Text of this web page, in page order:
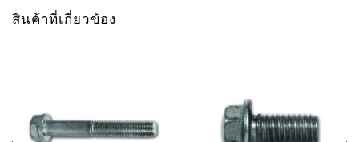
สินค้าที่เกี่ยวข้อง